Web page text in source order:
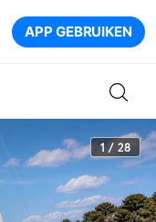
APP GEBRUIKEN
1 / 28